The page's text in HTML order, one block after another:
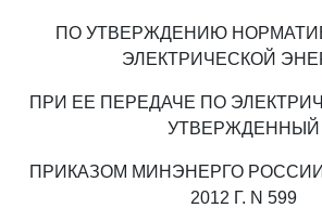
ПО УТВЕРЖДЕНИЮ
ЭЛЕКТРИЧЕСКОЙ
ПРИ ЕЕ ПЕРЕДАЧЕ ПО
УТВЕРЖДЕННЫЙ
ПРИКАЗОМ МИНЭНЕРГО
2012 Г. N 599